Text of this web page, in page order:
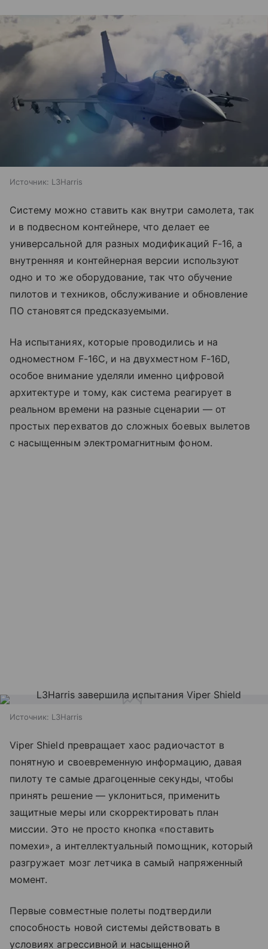
Источник: L3Harris
Систему можно ставить как внутри самолета, так
и в подвесном контейнере, что делает ее
универсальной для разных модификаций F-16, а
внутренняя и контейнерная версии используют
одно и то же оборудование, так что обучение
пилотов и техников, обслуживание и обновление
ПО становятся предсказуемыми.
На испытаниях, которые проводились и на
одноместном F-16C, и на двухместном F-16D,
особое внимание уделяли именно цифровой
архитектуре и тому, как система реагирует в
реальном времени на разные сценарии — от
простых перехватов до сложных боевых вылетов
с насыщенным электромагнитным фоном.
Источник: L3Harris
Viper Shield превращает хаос радиочастот в
понятную и своевременную информацию, давая
пилоту те самые драгоценные секунды, чтобы
принять решение — уклониться, применить
защитные меры или скорректировать план
миссии. Это не просто кнопка «поставить
помехи», а интеллектуальный помощник, который
разгружает мозг летчика в самый напряженный
момент.
Первые совместные полеты подтвердили
способность новой системы действовать в
условиях агрессивной и насыщенной